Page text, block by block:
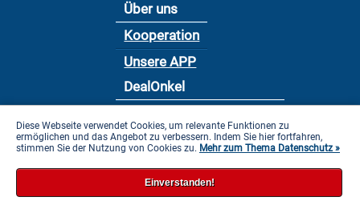
Über uns
Kooperation
Unsere APP
DealOnkel
Datenschutzbestimmung
Impressum
Diese Webseite verwendet Cookies, um relevante Funktionen zu
ermöglichen und das Angebot zu verbessern. Indem Sie hier fortfahren,
stimmen Sie der Nutzung von Cookies zu. Mehr zum Thema Datenschutz »